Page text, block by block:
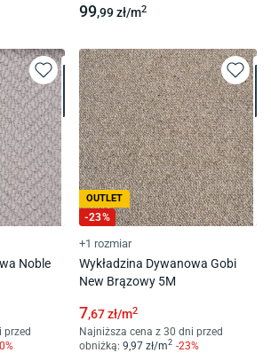
99,99zł/m2
Noble
przed
%
OUTLET
-23%
+1 rozmiar
Wykładzina Dywanowa Gobi
New Brązowy 5M
7,67zł/m2
Najniższa cena z 30 dni przed
obniżką: 9,97 zł/m2 -23%